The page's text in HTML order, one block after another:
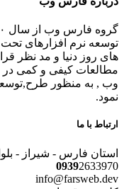
توسعه نرم افزارهای تحت
های روز دنیا و مد نظر
مطالعات کیفی و کمی در
وب , به منظور طرح,توسعه
نمود.
ارتباط با ما
استان فارس - شیراز -
09392633970
info@farsweb.dev